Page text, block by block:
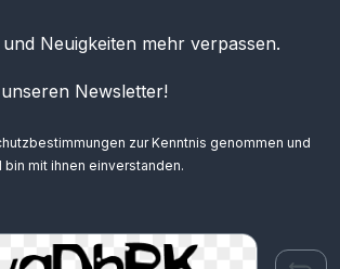
Neuigkeiten mehr verpassen.
Newsletter!
zur Kenntnis genommen und
bin mit ihnen einverstanden.